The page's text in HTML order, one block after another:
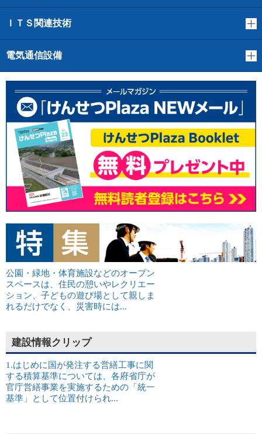
ＩＴＳ関連技術
電気通信設備
公園・緑地・体育施設などのオープン
スペースは、住民の憩いやレクリエー
ション、子どもの遊び場として親しま
れるだけでなく、災害時には...
建設情報クリップ
1.はじめに国が発注する営繕工事に関
する積算基準については、各府省庁が
官庁営繕事業を実施するための「統一
基準」として位置付けられ...